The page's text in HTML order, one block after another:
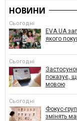
НОВИНИ
Сьогодні
EVA.UA
якого
Сьогодні
показує,
мовою
Сьогодні
Фокус-
змінять